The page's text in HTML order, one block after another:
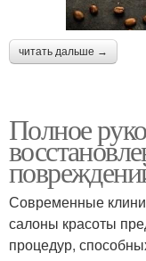
читать дальше →
Полное
Современные
салоны красоты
процедур,